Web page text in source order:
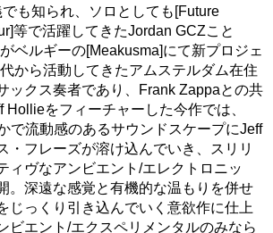
も知られ、ソロとしても[Future
等で活躍してきたJordan GCZこと
ベルギーの[Meakusma]にて新プロジェ
から活動してきたアムステルダム在住
ックス奏者であり、Frank Zappaとの共
Hollieをフィーチャーした今作では、
で流動感のあるサウンドスケープにJeff
・フレーズが溶け込んでいき、スリリ
ィヴなアンビエント/エレクトロニッ
。深遠な感覚と有機的な温もりを併せ
じっくり引き込んでいく意欲作に仕上
ビエント/エクスペリメンタルのみなら